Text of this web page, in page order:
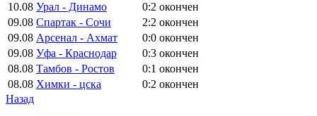
10.08 Урал - Динамо 0:2 окончен
09.08 Спартак - Сочи 2:2 окончен
09.08 Арсенал - Ахмат 0:0 окончен
09.08 Уфа - Краснодар 0:3 окончен
08.08 Тамбов - Ростов 0:1 окончен
08.08 Химки - цска 0:2 окончен
Назад